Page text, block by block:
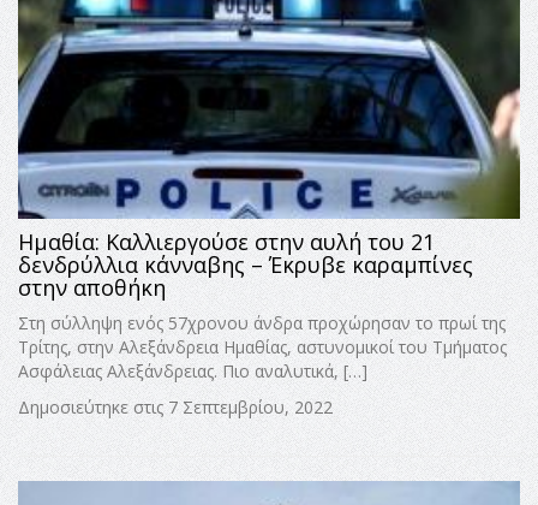
Ημαθία: Καλλιεργούσε στην αυλή του 21
δενδρύλλια κάνναβης – Έκρυβε καραμπίνες
στην αποθήκη
Στη σύλληψη ενός 57χρονου άνδρα προχώρησαν το πρωί της
Τρίτης, στην Αλεξάνδρεια Ημαθίας, αστυνομικοί του Τμήματος
Ασφάλειας Αλεξάνδρειας. Πιο αναλυτικά, […]
Δημοσιεύτηκε στις 7 Σεπτεμβρίου, 2022